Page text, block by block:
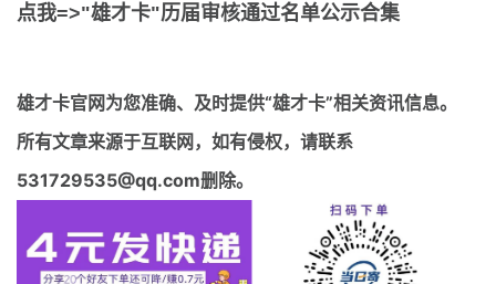
点我=>"雄才卡"历届审核通过名单公示合集
雄才卡官网为您准确、及时提供“雄才卡”相关资讯信息。
所有文章来源于互联网，如有侵权，请联系
531729535@qq.com删除。